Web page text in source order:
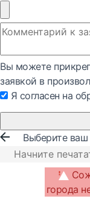
Вы можете
заявкой в
Я согласен на
Выберите ваш
города